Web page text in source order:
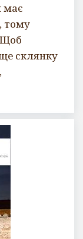
має
тому
склянку